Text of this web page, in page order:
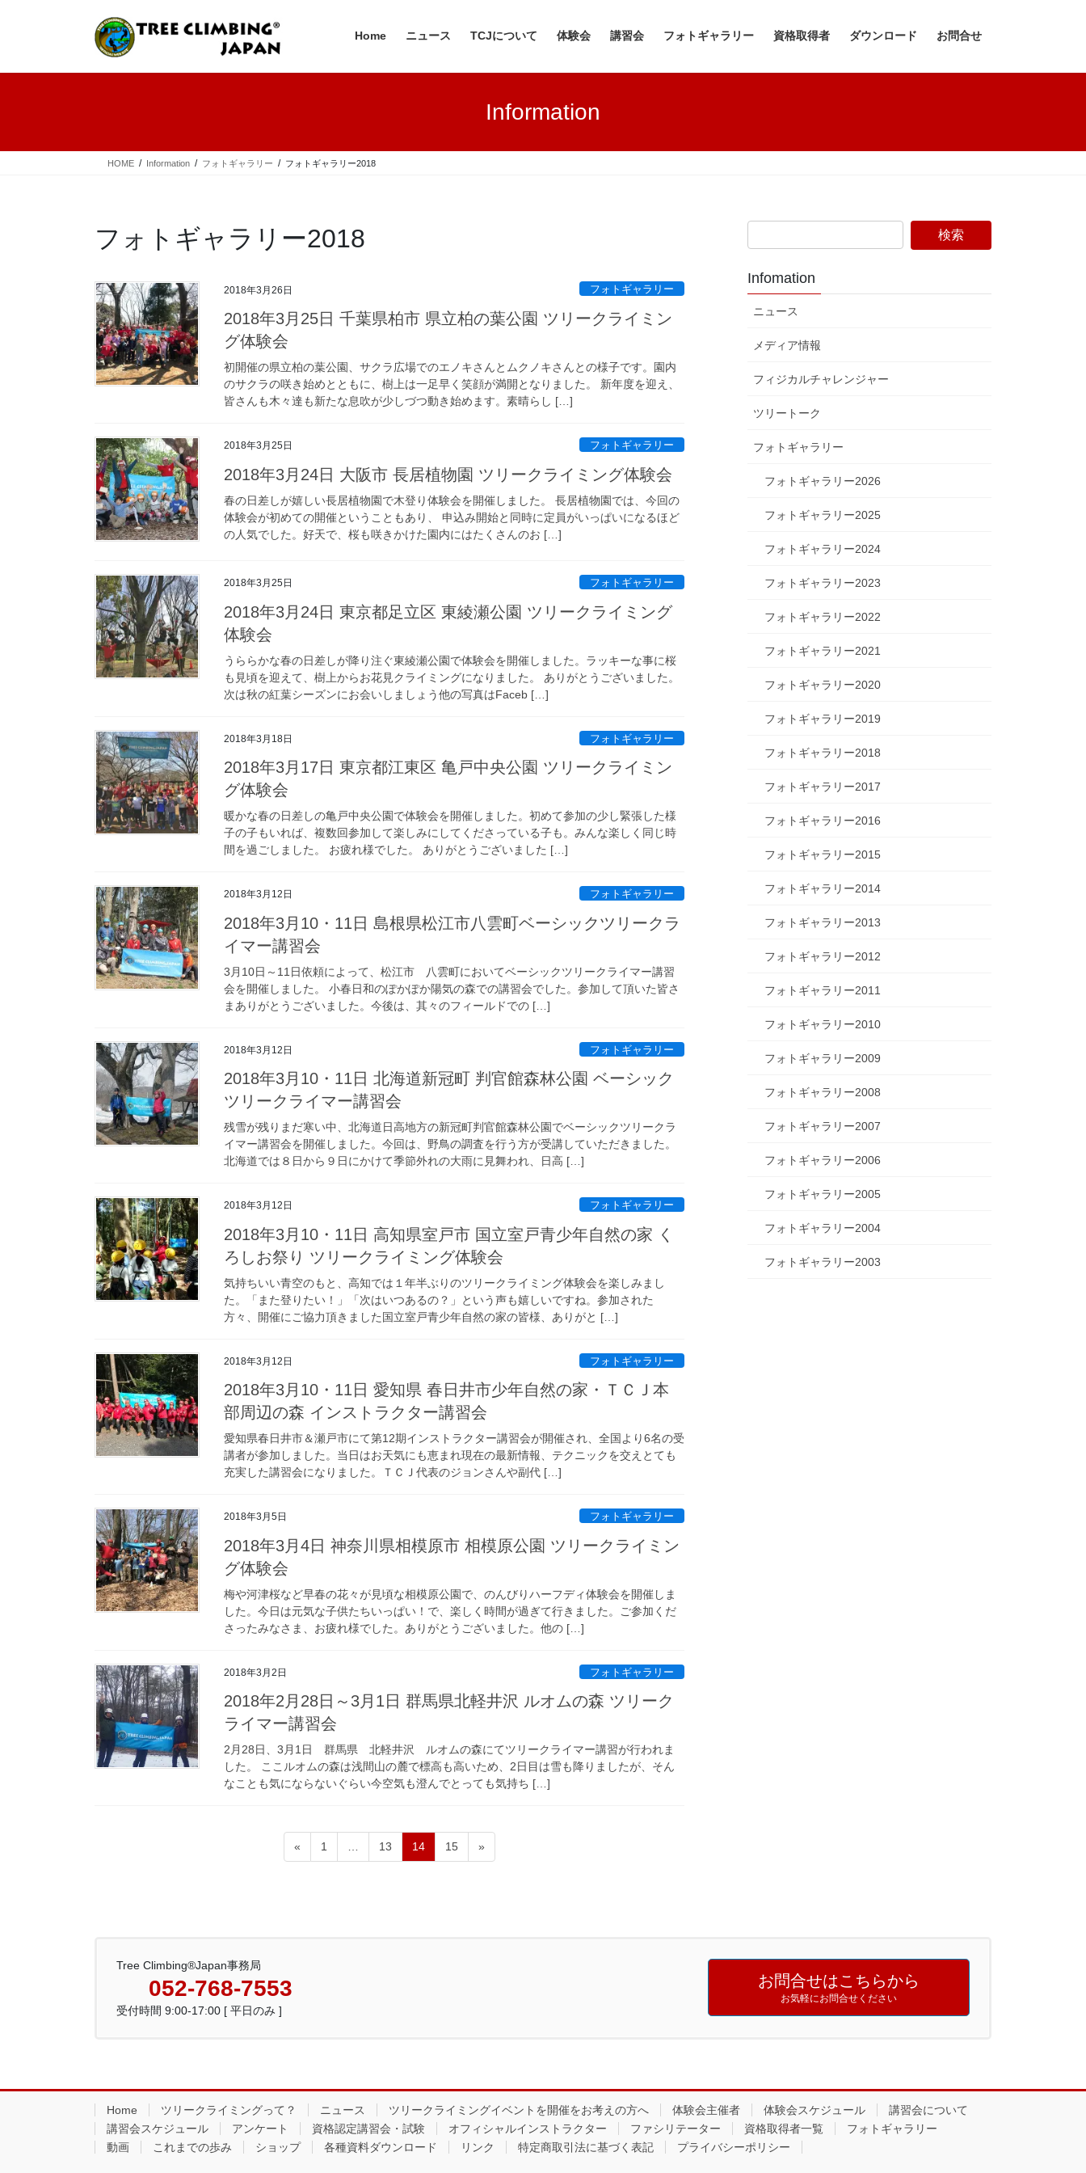
ツ
シ
Home ニュース TCJについて 体験会 講習会 フォトギャラリー 資格取得者 ダウンロード お問合せ
Information
HOME Information フォトギャラリー フォトギャラリー2018
フォトギャラリー2018
2018年3月26日 フォトギャラリー
2018年3月25日 千葉県柏市 県立柏の葉公園 ツリークライミン
グ体験会
初開催の県立柏の葉公園、サクラ広場でのエノキさんとムクノキさんとの様子です。園内
のサクラの咲き始めとともに、樹上は一足早く笑顔が満開となりました。 新年度を迎え、
皆さんも木々達も新たな息吹が少しづつ動き始めます。素晴らし […]
2018年3月25日 フォトギャラリー
2018年3月24日 大阪市 長居植物園 ツリークライミング体験会
春の日差しが嬉しい長居植物園で木登り体験会を開催しました。 長居植物園では、今回の
体験会が初めての開催ということもあり、 申込み開始と同時に定員がいっぱいになるほど
の人気でした。好天で、桜も咲きかけた園内にはたくさんのお […]
2018年3月25日 フォトギャラリー
2018年3月24日 東京都足立区 東綾瀬公園 ツリークライミング
体験会
うららかな春の日差しが降り注ぐ東綾瀬公園で体験会を開催しました。ラッキーな事に桜
も見頃を迎えて、樹上からお花見クライミングになりました。 ありがとうございました。
次は秋の紅葉シーズンにお会いしましょう他の写真はFaceb […]
2018年3月18日 フォトギャラリー
2018年3月17日 東京都江東区 亀戸中央公園 ツリークライミン
グ体験会
暖かな春の日差しの亀戸中央公園で体験会を開催しました。初めて参加の少し緊張した様
子の子もいれば、複数回参加して楽しみにしてくださっている子も。みんな楽しく同じ時
間を過ごしました。 お疲れ様でした。 ありがとうございました […]
2018年3月12日 フォトギャラリー
2018年3月10・11日 島根県松江市八雲町ベーシックツリークラ
イマー講習会
3月10日～11日依頼によって、松江市 八雲町においてベーシックツリークライマー講習
会を開催しました。 小春日和のぽかぽか陽気の森での講習会でした。参加して頂いた皆さ
まありがとうございました。今後は、其々のフィールドでの […]
2018年3月12日 フォトギャラリー
2018年3月10・11日 北海道新冠町 判官館森林公園 ベーシック
ツリークライマー講習会
残雪が残りまだ寒い中、北海道日高地方の新冠町判官館森林公園でベーシックツリークラ
イマー講習会を開催しました。今回は、野鳥の調査を行う方が受講していただきました。
北海道では８日から９日にかけて季節外れの大雨に見舞われ、日高 […]
2018年3月12日 フォトギャラリー
2018年3月10・11日 高知県室戸市 国立室戸青少年自然の家 く
ろしお祭り ツリークライミング体験会
気持ちいい青空のもと、高知では１年半ぶりのツリークライミング体験会を楽しみまし
た。「また登りたい！」「次はいつあるの？」という声も嬉しいですね。参加された
方々、開催にご協力頂きました国立室戸青少年自然の家の皆様、ありがと […]
2018年3月12日 フォトギャラリー
2018年3月10・11日 愛知県 春日井市少年自然の家・ＴＣＪ本
部周辺の森 インストラクター講習会
愛知県春日井市＆瀬戸市にて第12期インストラクター講習会が開催され、全国より6名の受
講者が参加しました。当日はお天気にも恵まれ現在の最新情報、テクニックを交えとても
充実した講習会になりました。ＴＣＪ代表のジョンさんや副代 […]
2018年3月5日 フォトギャラリー
2018年3月4日 神奈川県相模原市 相模原公園 ツリークライミン
グ体験会
梅や河津桜など早春の花々が見頃な相模原公園で、のんびりハーフディ体験会を開催しま
した。今日は元気な子供たちいっぱい！で、楽しく時間が過ぎて行きました。ご参加くだ
さったみなさま、お疲れ様でした。ありがとうございました。他の […]
2018年3月2日 フォトギャラリー
2018年2月28日～3月1日 群馬県北軽井沢 ルオムの森 ツリーク
ライマー講習会
2月28日、3月1日 群馬県 北軽井沢 ルオムの森にてツリークライマー講習が行われま
した。 ここルオムの森は浅間山の麓で標高も高いため、2日目は雪も降りましたが、そん
なことも気にならないぐらい今空気も澄んでとっても気持ち […]
«
固
定
1 …
固
定
13
固
定
14
固
定
15 »
Infomation
ニュース
メディア情報
フィジカルチャレンジャー
ツリートーク
フォトギャラリー
フォトギャラリー2026
フォトギャラリー2025
フォトギャラリー2024
フォトギャラリー2023
フォトギャラリー2022
フォトギャラリー2021
フォトギャラリー2020
フォトギャラリー2019
フォトギャラリー2018
フォトギャラリー2017
フォトギャラリー2016
フォトギャラリー2015
フォトギャラリー2014
フォトギャラリー2013
フォトギャラリー2012
フォトギャラリー2011
フォトギャラリー2010
フォトギャラリー2009
フォトギャラリー2008
フォトギャラリー2007
フォトギャラリー2006
フォトギャラリー2005
フォトギャラリー2004
フォトギャラリー2003
Tree Climbing®Japan事務局
052-768-7553
受付時間 9:00-17:00 [ 平日のみ ]
お問合せはこちらから
お気軽にお問合せください
Home ツリークライミングって？ ニュース ツリークライミングイベントを開催をお考えの方へ 体験会主催者 体験会スケジュール
講習会について
講習会スケジュール
アンケート 資格認定講習会・試験 オフィシャルインストラクター ファシリテーター 資格取得者一覧
フォトギャラリー
動画
これまでの歩み ショップ 各種資料ダウンロード リンク 特定商取引法に基づく表記 プライバシーポリシー